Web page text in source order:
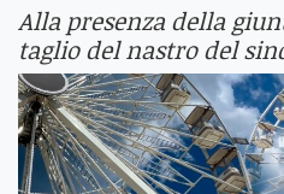
Alla presenza della
taglio del nastro del